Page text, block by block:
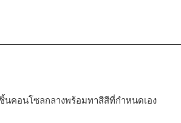
ชิ้นคอนโซลกลางพร้อมทาสีสีที่กำหนดเอง